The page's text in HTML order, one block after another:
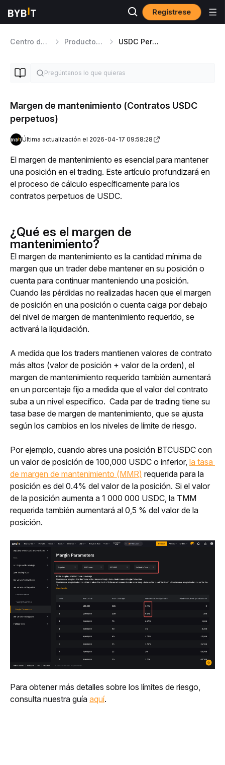
Regístrese
Centro de ayuda Productos de Trading USDC Perpetual
Margen de mantenimiento (Contratos USDC
perpetuos)
Última actualización el 2026-04-17 09:58:28
El margen de mantenimiento es esencial para mantener
una posición en el trading. Este artículo profundizará en
el proceso de cálculo específicamente para los
contratos perpetuos de USDC.
¿Qué es el margen de
mantenimiento?
El margen de mantenimiento es la cantidad mínima de
margen que un trader debe mantener en su posición o
cuenta para continuar manteniendo una posición.
Cuando las pérdidas no realizadas hacen que el margen
de posición en una posición o cuenta caiga por debajo
del nivel de margen de mantenimiento requerido, se
activará la liquidación.
A medida que los traders mantienen valores de contrato
más altos (valor de posición + valor de la orden), el
margen de mantenimiento requerido también aumentará
en un porcentaje fijo a medida que el valor del contrato
suba a un nivel específico.  Cada par de trading tiene su
tasa base de margen de mantenimiento, que se ajusta
según los cambios en los niveles de límite de riesgo.
Por ejemplo, cuando abres una posición BTCUSDC con
un valor de posición de 100,000 USDC o inferior, la tasa
de margen de mantenimiento (MMR) requerida para la
posición es del 0.4% del valor de la posición. Si el valor
de la posición aumenta a 1 000 000 USDC, la TMM
requerida también aumentará al 0,5 % del valor de la
posición.
Para obtener más detalles sobre los límites de riesgo,
consulta nuestra guía aquí.